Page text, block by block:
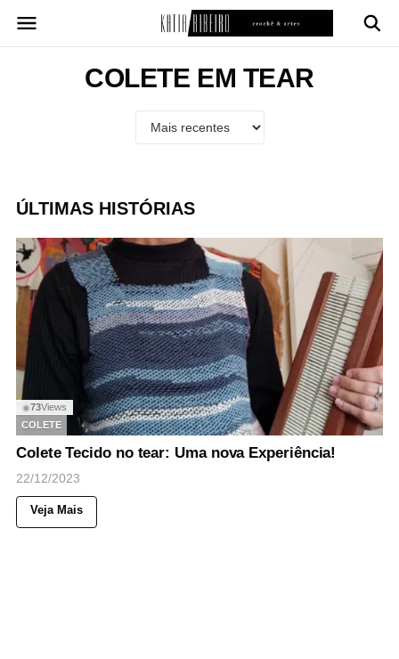
para
COLETE EM TEAR
ÚLTIMAS HISTÓRIAS
◉73Views
COLETE
Colete Tecido no tear: Uma nova Experiência!
22/12/2023
Veja Mais